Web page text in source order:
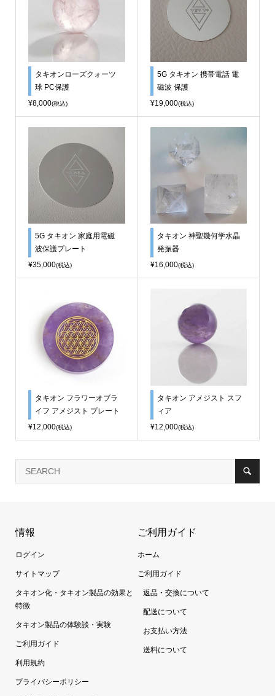
タキオンローズクォーツ
球 PC保護
¥8,000(税込)
5G タキオン 携帯電話 電
磁波 保護
¥19,000(税込)
5G タキオン 家庭用電磁
波保護プレート
¥35,000(税込)
タキオン 神聖幾何学水晶
発振器
¥16,000(税込)
タキオン フラワーオブラ
イフ アメジスト プレート
¥12,000(税込)
タキオン アメジスト スフ
ィア
¥12,000(税込)
情報
ログイン
サイトマップ
タキオン化・タキオン製品の効果と
特徴
タキオン製品の体験談・実験
ご利用ガイド
利用規約
プライバシーポリシー
ご利用ガイド
ホーム
ご利用ガイド
返品・交換について
配送について
お支払い方法
送料について